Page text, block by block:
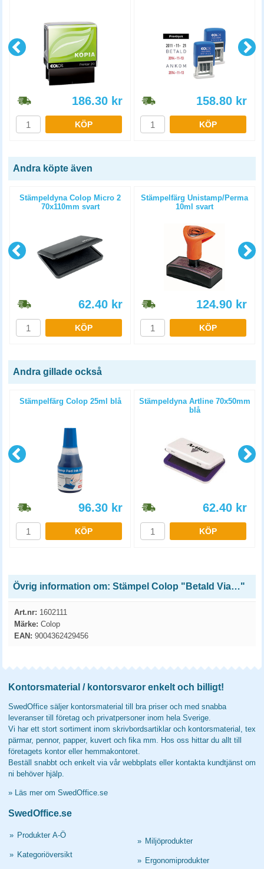
186.30 kr
KÖP
158.80 kr
KÖP
Andra köpte även
Stämpeldyna Colop Micro 2
70x110mm svart
62.40 kr
KÖP
Stämpelfärg Unistamp/Perma
10ml svart
124.90 kr
KÖP
Andra gillade också
Stämpelfärg Colop 25ml blå
96.30 kr
KÖP
Stämpeldyna Artline 70x50mm
blå
62.40 kr
KÖP
Övrig information om: Stämpel Colop "Betald Via…"
Art.nr: 1602111
Märke: Colop
EAN: 9004362429456
Kontorsmaterial / kontorsvaror enkelt och billigt!
SwedOffice säljer kontorsmaterial till bra priser och med snabba
leveranser till företag och privatpersoner inom hela Sverige.
Vi har ett stort sortiment inom skrivbordsartiklar och kontorsmaterial, tex
pärmar, pennor, papper, kuvert och fika mm. Hos oss hittar du allt till
företagets kontor eller hemmakontoret.
Beställ snabbt och enkelt via vår webbplats eller kontakta kundtjänst om
ni behöver hjälp.
» Läs mer om SwedOffice.se
SwedOffice.se
» Produkter A-Ö
» Kategoriöversikt
» Miljöprodukter
» Ergonomiprodukter